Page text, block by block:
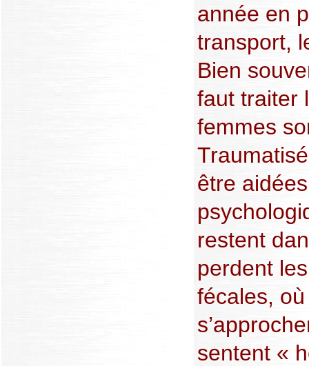
année en
transport,
Bien
faut traiter
femmes
être
restent
perdent
fécales,
sentent «